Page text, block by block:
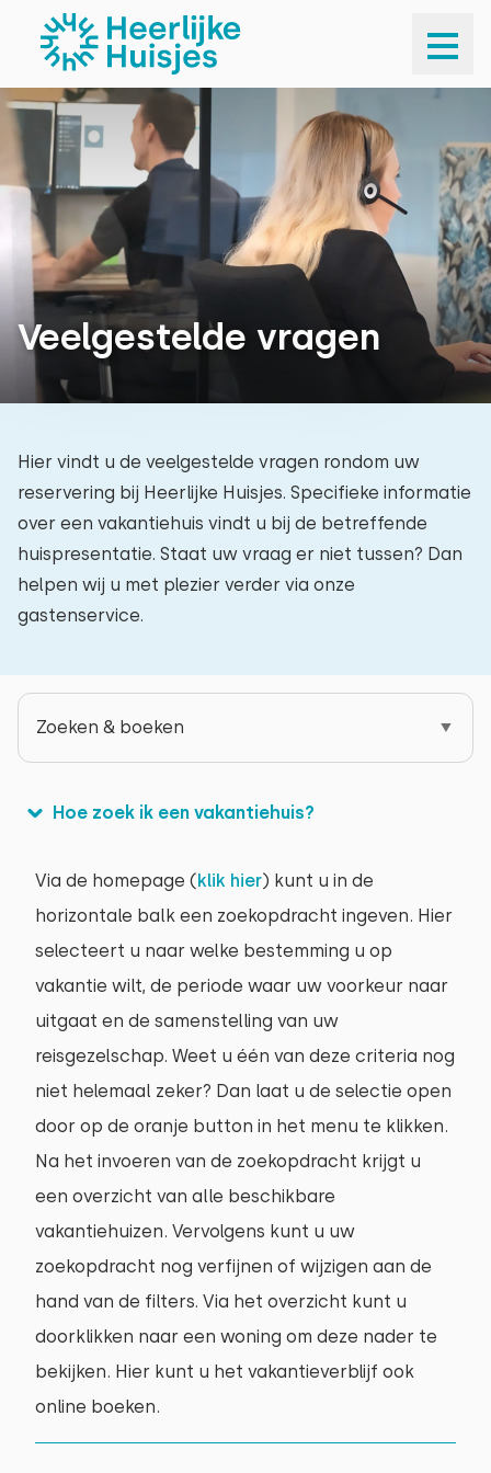
Veelgestelde vragen
Hier vindt u de veelgestelde vragen rondom uw
reservering bij Heerlijke Huisjes. Specifieke informatie
over een vakantiehuis vindt u bij de betreffende
huispresentatie. Staat uw vraag er niet tussen? Dan
helpen wij u met plezier verder via onze
gastenservice.
Zoeken & boeken
Betalen & waarborg
Wijzigen & annuleren
Voor & tijdens verblijf
Klachten & schades
Zoeken & boeken
Hoe zoek ik een vakantiehuis?
Via de homepage (klik hier) kunt u in de
horizontale balk een zoekopdracht ingeven. Hier
selecteert u naar welke bestemming u op
vakantie wilt, de periode waar uw voorkeur naar
uitgaat en de samenstelling van uw
reisgezelschap. Weet u één van deze criteria nog
niet helemaal zeker? Dan laat u de selectie open
door op de oranje button in het menu te klikken.
Na het invoeren van de zoekopdracht krijgt u
een overzicht van alle beschikbare
vakantiehuizen. Vervolgens kunt u uw
zoekopdracht nog verfijnen of wijzigen aan de
hand van de filters. Via het overzicht kunt u
doorklikken naar een woning om deze nader te
bekijken. Hier kunt u het vakantieverblijf ook
online boeken.